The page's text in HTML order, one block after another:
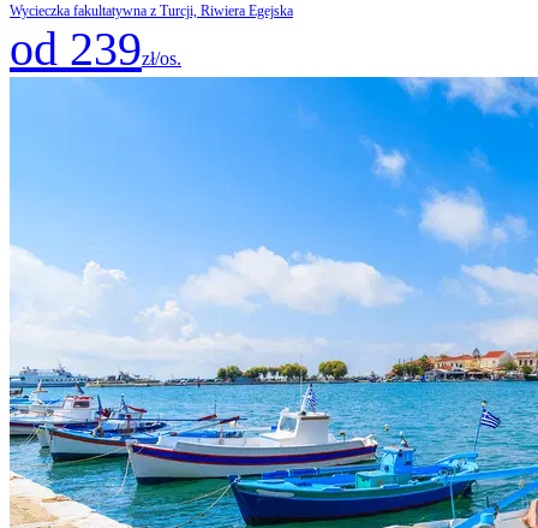
Wycieczka fakultatywna z Turcji, Riwiera Egejska
od 239zł/os.